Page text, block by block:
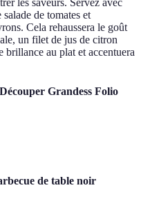
de tomates et
Cela rehaussera le goût
un filet de jus de citron
brillance au plat et accentuera
Grandess Folio
de table noir